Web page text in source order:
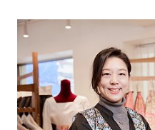
원합니다. 앙코르 시계 복원작업
시계를 고치고 복원하는 일을 하
발로 사라진 예지동 시계 골목
강남의 서비스 센터에서 일하던
게 되었죠. 생활의 달인으로도 유
하셨다고 해요. 저희는 입체적 기
밀한 ..